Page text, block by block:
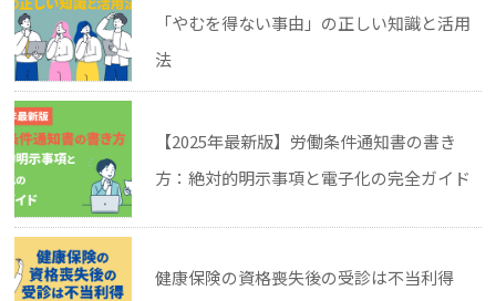
「やむを得ない事由」の正しい知識と活用
法
【2025年最新版】労働条件通知書の書き
方：絶対的明示事項と電子化の完全ガイド
健康保険の資格喪失後の受診は不当利得